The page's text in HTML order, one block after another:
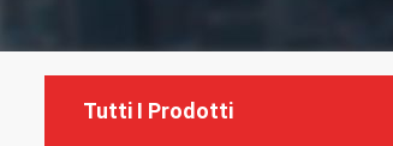
Tutti I Prodotti